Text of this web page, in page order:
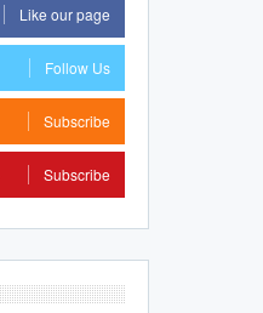
Like our page
Follow Us
Subscribe
Subscribe